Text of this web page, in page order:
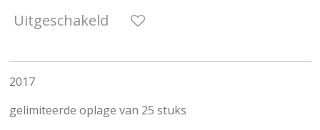
Uitgeschakeld
2017
gelimiteerde oplage van 25 stuks